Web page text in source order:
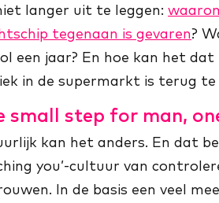
langer uit te leggen:
tegenaan is gevaren?
een jaar? En hoe kan het
in de supermarkt is terug te
small step for man,
kan het anders. En dat
you’-cultuur van
In de basis een veel